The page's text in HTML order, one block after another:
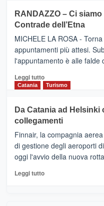
IL
NUOVO
SUMMER
CLUB
VIAGRANDE
(Ct)
–
Benanti
presenta
“Vino
&
Cultura
tappe
dell’enoturismo
RANDAZZO – Ci
Contrade dell’Etna
MICHELE LA ROSA -
appuntamenti più attesi.
l'appuntamento è alle
Leggi tuttoLeggi
di
RANDAZZO
–
Ci
siamo
quasi….
pronti
per
Catania Turismo
Da Catania ad Helsinki
collegamenti
Finnair, la compagnia
di gestione degli aeroporti
oggi l'avvio della nuova
Leggi tuttoLeggi